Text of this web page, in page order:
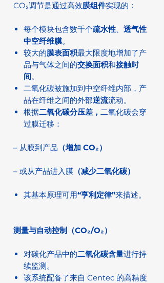
CO₂调节是通过高效膜组件实现的：
每个模块包含数千个疏水性、 透气性
中空纤维膜。
较大的膜表面积最大限度地增加了产
品与气体之间的交换面积和接触时
间。
二氧化碳被施加到中空纤维内部，产
品在纤维之间的外部逆流流动。
根据二氧化碳分压差， 二氧化碳会穿
过膜迁移：
– 从膜到产品 （增加 CO₂）
– 或从产品进入膜 （减少二氧化碳）
其基本原理可用“亨利定律”来描述。
测量与自动控制（CO₂/O₂）
对碳化产品中的二氧化碳含量进行持
续监测。
该系统配备了来自 Centec 的高精度